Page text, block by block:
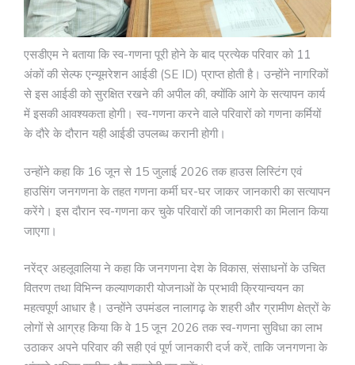
एसडीएम ने बताया कि स्व-गणना पूरी होने के बाद प्रत्येक परिवार को 11
अंकों की सेल्फ एन्यूमरेशन आईडी (SE ID) प्राप्त होती है। उन्होंने नागरिकों
से इस आईडी को सुरक्षित रखने की अपील की, क्योंकि आगे के सत्यापन कार्य
में इसकी आवश्यकता होगी। स्व-गणना करने वाले परिवारों को गणना कर्मियों
के दौरे के दौरान यही आईडी उपलब्ध करानी होगी।
उन्होंने कहा कि 16 जून से 15 जुलाई 2026 तक हाउस लिस्टिंग एवं
हाउसिंग जनगणना के तहत गणना कर्मी घर-घर जाकर जानकारी का सत्यापन
करेंगे। इस दौरान स्व-गणना कर चुके परिवारों की जानकारी का मिलान किया
जाएगा।
नरेंद्र अहलूवालिया ने कहा कि जनगणना देश के विकास, संसाधनों के उचित
वितरण तथा विभिन्न कल्याणकारी योजनाओं के प्रभावी क्रियान्वयन का
महत्वपूर्ण आधार है। उन्होंने उपमंडल नालागढ़ के शहरी और ग्रामीण क्षेत्रों के
लोगों से आग्रह किया कि वे 15 जून 2026 तक स्व-गणना सुविधा का लाभ
उठाकर अपने परिवार की सही एवं पूर्ण जानकारी दर्ज करें, ताकि जनगणना के